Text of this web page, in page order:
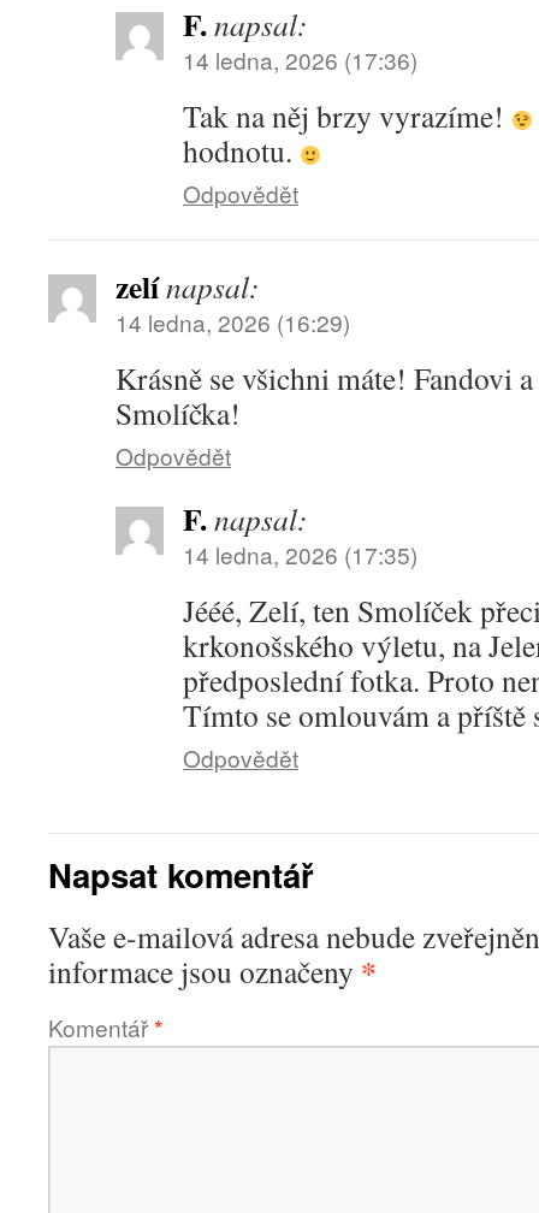
F.napsal:
14 ledna, 2026 (17:36)
Tak na něj brzy vyrazíme!
hodnotu.
Odpovědět
zelínapsal:
14 ledna, 2026 (16:29)
Krásně se všichni máte! Fandovi
Smolíčka!
Odpovědět
F.napsal:
14 ledna, 2026 (17:35)
Jééé, Zelí, ten Smolíček
krkonošského výletu, na
předposlední fotka. Proto
Tímto se omlouvám a
Odpovědět
Napsat komentář
Vaše e-mailová adresa nebude
informace jsou označeny *
Komentář*